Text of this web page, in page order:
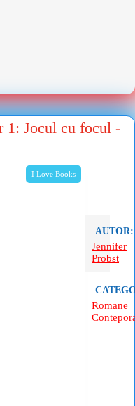
I Love Books
1: Jocul cu focul -
AUTOR:
Jennifer
Probst
Romane